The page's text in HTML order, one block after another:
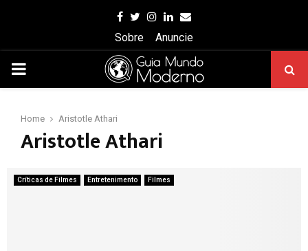
Facebook
Twitter
Instagram
Linkedin
Email
Sobre
Anuncie
PRIMARY
Home Aristotle Athari
Aristotle Athari
Críticas de Filmes Entretenimento Filmes